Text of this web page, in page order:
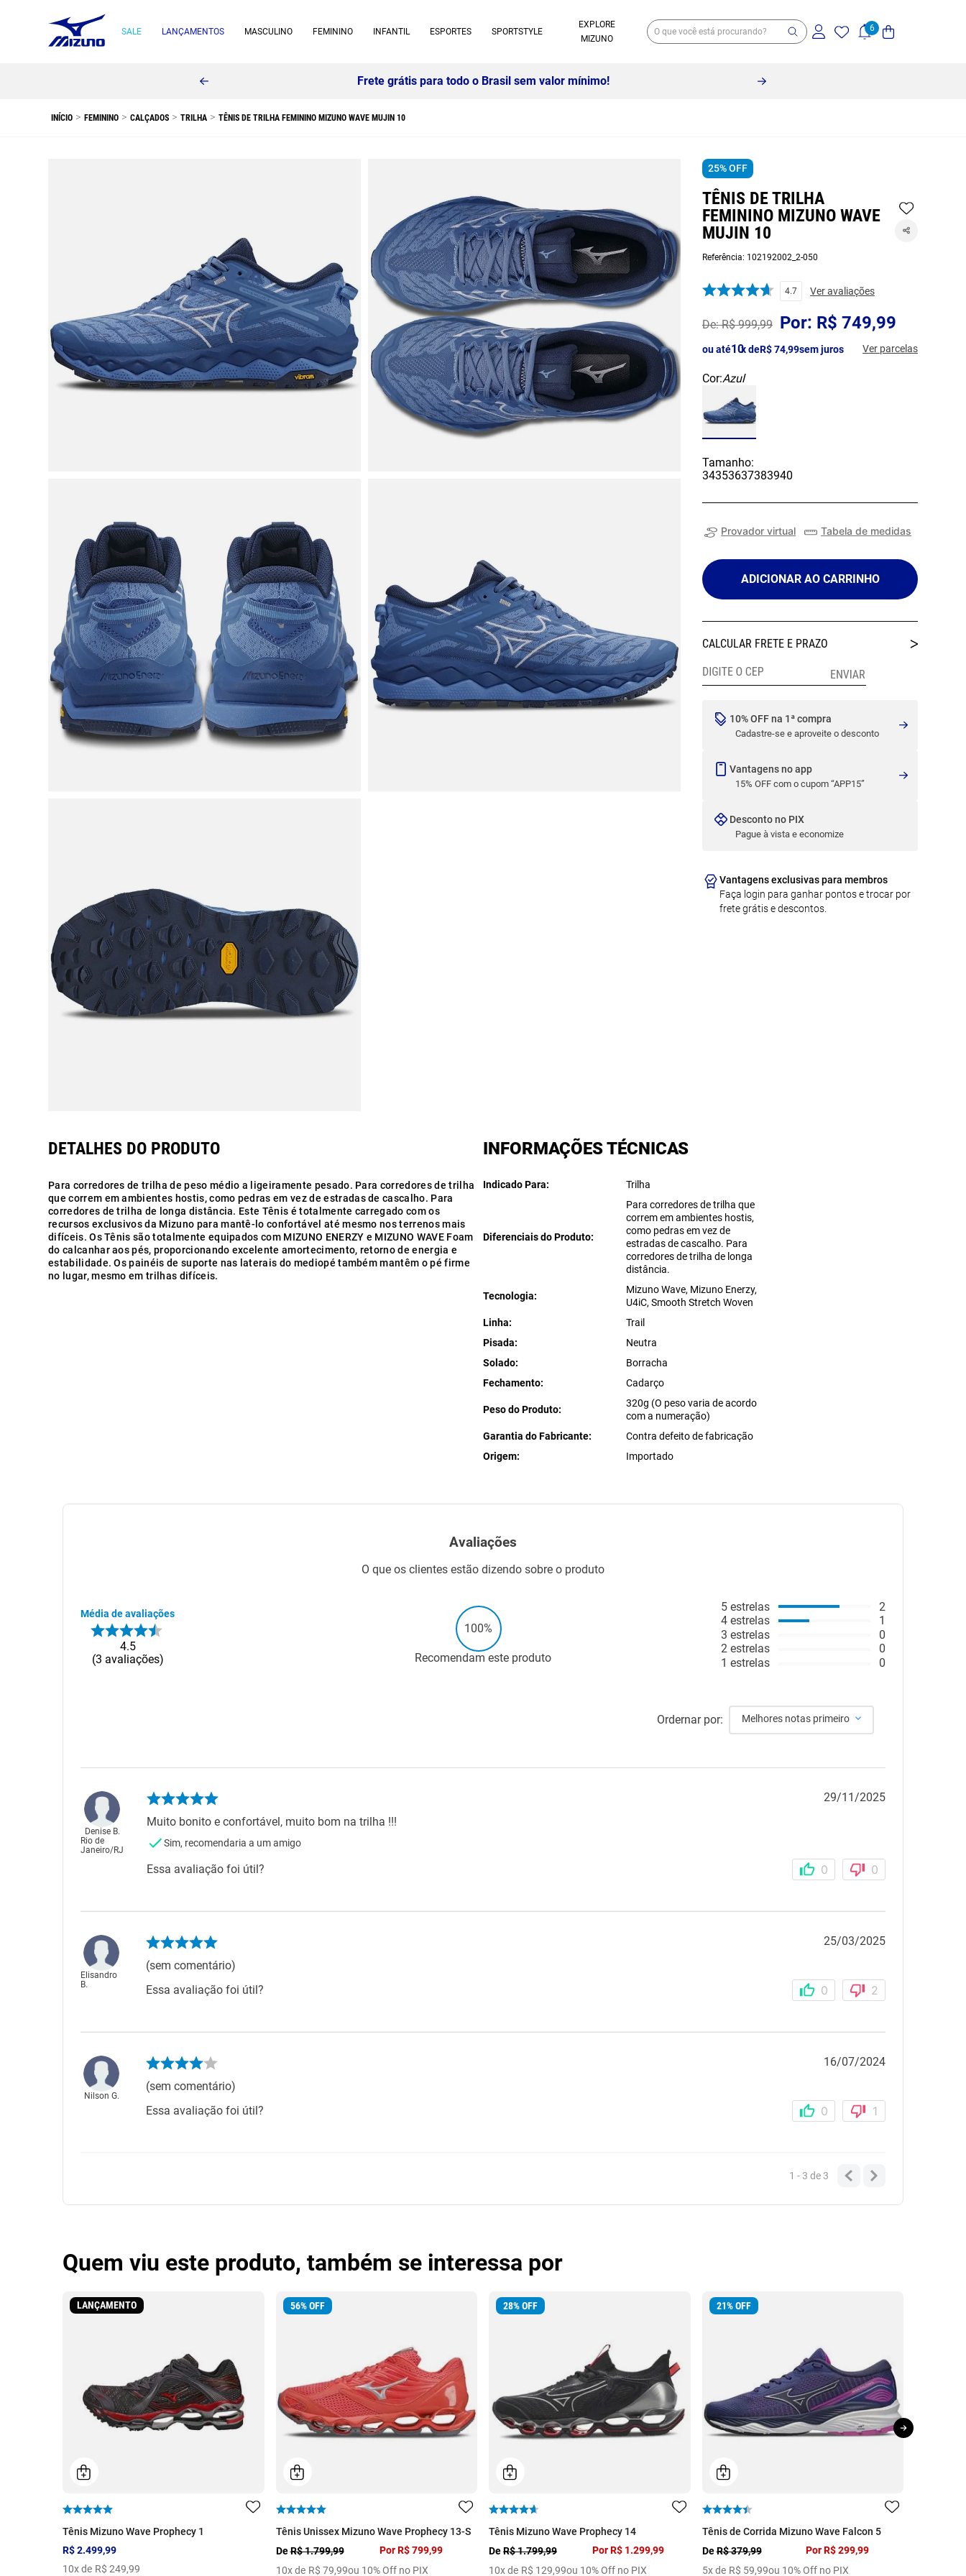
SALE LANÇAMENTOS MASCULINO FEMININO INFANTIL ESPORTES SPORTSTYLE
EXPLORE
MIZUNO
10% off no pix à vista -Saiba mais
FEMININO CALÇADOS TRILHA TÊNIS DE TRILHA FEMININO MIZUNO WAVE MUJIN 10
25%OFF
TÊNIS DE TRILHA
FEMININO MIZUNO WAVE
MUJIN 10
Referência: 102192002_2-050
4.7 Ver avaliações
R$ 999,99 R$ 749,99
ou até10x deR$74,99sem juros Ver parcelas
Cor:Azul
Tamanho:
34353637383940
Provador virtual Tabela de medidas
ADICIONAR AO CARRINHO
10% OFF na 1ª compra
Cadastre-se e aproveite o desconto
Vantagens no app
15% OFF com o cupom “APP15”
Desconto no PIX
Pague à vista e economize
Vantagens exclusivas para membros
Faça login para ganhar pontos e trocar por
frete grátis e descontos.
Para corredores de trilha de peso médio a ligeiramente pesado. Para corredores de trilha
que correm em ambientes hostis, como pedras em vez de estradas de cascalho. Para
corredores de trilha de longa distância. Este Tênis é totalmente carregado com os
recursos exclusivos da Mizuno para mantê-lo confortável até mesmo nos terrenos mais
difíceis. Os Tênis são totalmente equipados com MIZUNO ENERZY e MIZUNO WAVE Foam
do calcanhar aos pés, proporcionando excelente amortecimento, retorno de energia e
estabilidade. Os painéis de suporte nas laterais do mediopé também mantêm o pé firme
no lugar, mesmo em trilhas difíceis.
INFORMAÇÕES TÉCNICAS
Indicado Para Trilha
Diferenciais do Produto
Para corredores de trilha que
correm em ambientes hostis,
como pedras em vez de
estradas de cascalho. Para
corredores de trilha de longa
distância.
Tecnologia
Mizuno Wave, Mizuno Enerzy,
U4iC, Smooth Stretch Woven
Linha
Trail
Pisada
Neutra
Solado
Borracha
Fechamento
Cadarço
Peso do Produto
320g (O peso varia de acordo
com a numeração)
Garantia do Fabricante
Contra defeito de fabricação
Origem
Importado
Avaliações
O que os clientes estão dizendo sobre o produto
Média de avaliações
4.5
3 avaliações
100%
Recomendam este produto
5 estrelas
4 estrelas
3 estrelas
2 estrelas
1 estrelas
2
1
0
0
0
Ordernar por: Melhores notas primeiro
Denise B.
Rio de
Janeiro/RJ
29/11/2025
Muito bonito e confortável, muito bom na trilha !!!
Sim, recomendaria a um amigo
Essa avaliação foi útil? 0 0
Elisandro
B.
25/03/2025
(sem comentário)
Essa avaliação foi útil?
0 2
Nilson G.
16/07/2024
(sem comentário)
Essa avaliação foi útil?
0 1
1 - 3de 3
Quem viu este produto, também se interessa por
LANÇAMENTO
Tênis Mizuno Wave Prophecy 1
R$ 2.499,99
10x de R$ 249,99
56%OFF
Tênis Unissex Mizuno Wave Prophecy 13-S
DeR$ 1.799,99
10x de R$ 79,99ou 10% Off no PIX
Por R$ 799,99
28%OFF
Tênis Mizuno Wave Prophecy 14
DeR$ 1.799,99
10x de R$ 129,99ou 10% Off no PIX
Por R$ 1.299,99
21%OFF
Tênis de Corrida Mizuno Wave Falcon 5
DeR$ 379,99
5x de R$ 59,99ou 10% Off no PIX
Por R$ 299,99